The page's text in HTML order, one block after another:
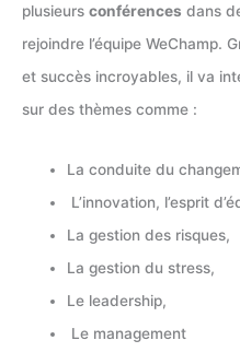
plusieurs conférences dans
rejoindre l’équipe WeChamp.
et succès incroyables, il va
sur des thèmes comme :
La conduite du
L’innovation, l’esprit
La gestion des risques,
La gestion du stress,
Le leadership,
Le management